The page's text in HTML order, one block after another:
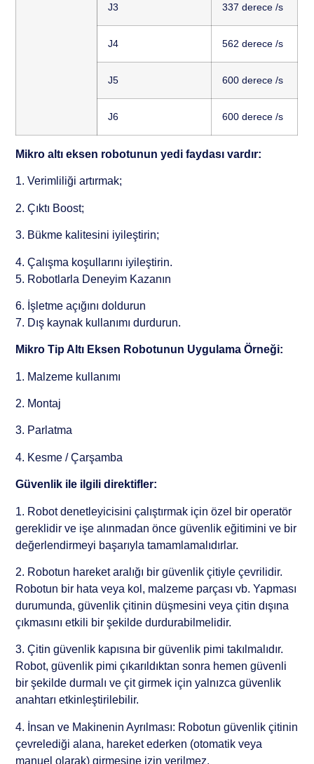
J3 337 derece /s
J4 562 derece /s
J5 600 derece /s
J6 600 derece /s
Mikro altı eksen robotunun yedi faydası vardır:
1. Verimliliği artırmak;
2. Çıktı Boost;
3. Bükme kalitesini iyileştirin;
4. Çalışma koşullarını iyileştirin.
5. Robotlarla Deneyim Kazanın
6. İşletme açığını doldurun
7. Dış kaynak kullanımı durdurun.
Mikro Tip Altı Eksen Robotunun Uygulama Örneği:
1. Malzeme kullanımı
2. Montaj
3. Parlatma
4. Kesme / Çarşamba
Güvenlik ile ilgili direktifler:
1. Robot denetleyicisini çalıştırmak için özel bir operatör
gereklidir ve işe alınmadan önce güvenlik eğitimini ve bir
değerlendirmeyi başarıyla tamamlamalıdırlar.
2. Robotun hareket aralığı bir güvenlik çitiyle çevrilidir.
Robotun bir hata veya kol, malzeme parçası vb. Yapması
durumunda, güvenlik çitinin düşmesini veya çitin dışına
çıkmasını etkili bir şekilde durdurabilmelidir.
3. Çitin güvenlik kapısına bir güvenlik pimi takılmalıdır.
Robot, güvenlik pimi çıkarıldıktan sonra hemen güvenli
bir şekilde durmalı ve çit girmek için yalnızca güvenlik
anahtarı etkinleştirilebilir.
4. İnsan ve Makinenin Ayrılması: Robotun güvenlik çitinin
çevrelediği alana, hareket ederken (otomatik veya
manuel olarak) girmesine izin verilmez.